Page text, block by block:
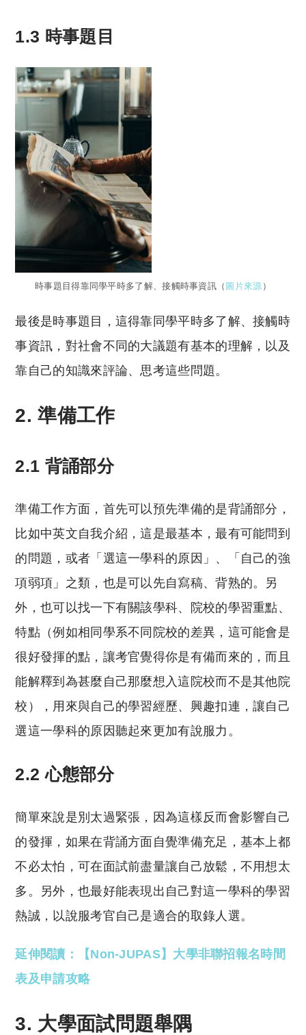
1.3 時事題目
時事題目得靠同學平時多了解、接觸時事資訊（ 圖片來源 ）
最後是時事題目，這得靠同學平時多了解、接觸時
事資訊，對社會不同的大議題有基本的理解，以及
靠自己的知識來評論、思考這些問題。
2. 準備工作
2.1 背誦部分
準備工作方面，首先可以預先準備的是背誦部分，
比如中英文自我介紹，這是最基本，最有可能問到
的問題，或者「選這一學科的原因」、「自己的強
項弱項」之類，也是可以先自寫稿、背熟的。另
外，也可以找一下有關該學科、院校的學習重點、
特點（例如相同學系不同院校的差異，這可能會是
很好發揮的點，讓考官覺得你是有備而來的，而且
能解釋到為甚麼自己那麼想入這院校而不是其他院
校），用來與自己的學習經歷、興趣扣連，讓自己
選這一學科的原因聽起來更加有說服力。
2.2 心態部分
簡單來說是別太過緊張，因為這樣反而會影響自己
的發揮，如果在背誦方面自覺準備充足，基本上都
不必太怕，可在面試前盡量讓自己放鬆，不用想太
多。另外，也最好能表現出自己對這一學科的學習
熱誠，以說服考官自己是適合的取錄人選。
延伸閱讀：【Non-JUPAS】大學非聯招報名時間
表及申請攻略
3. 大學面試問題舉隅